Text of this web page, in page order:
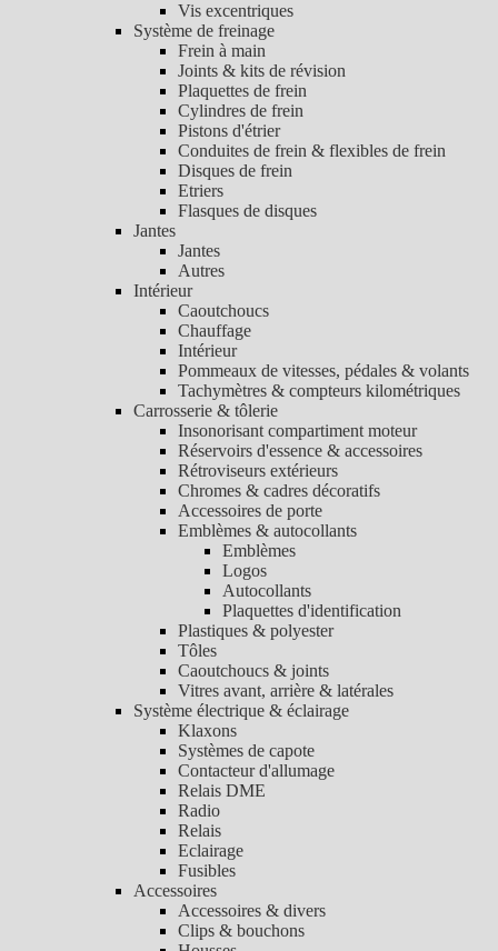
Vis excentriques
Système de freinage
Frein à main
Joints & kits de révision
Plaquettes de frein
Cylindres de frein
Pistons d'étrier
Conduites de frein & flexibles de frein
Disques de frein
Etriers
Flasques de disques
Jantes
Jantes
Autres
Intérieur
Caoutchoucs
Chauffage
Intérieur
Pommeaux de vitesses, pédales & volants
Tachymètres & compteurs kilométriques
Carrosserie & tôlerie
Insonorisant compartiment moteur
Réservoirs d'essence & accessoires
Rétroviseurs extérieurs
Chromes & cadres décoratifs
Accessoires de porte
Emblèmes & autocollants
Emblèmes
Logos
Autocollants
Plaquettes d'identification
Plastiques & polyester
Tôles
Caoutchoucs & joints
Vitres avant, arrière & latérales
Système électrique & éclairage
Klaxons
Systèmes de capote
Contacteur d'allumage
Relais DME
Radio
Relais
Eclairage
Fusibles
Accessoires
Accessoires & divers
Clips & bouchons